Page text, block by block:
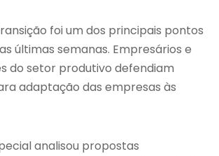
foi um dos principais pontos
últimas semanas. Empresários e
do setor produtivo defendiam
adaptação das empresas às
analisou propostas